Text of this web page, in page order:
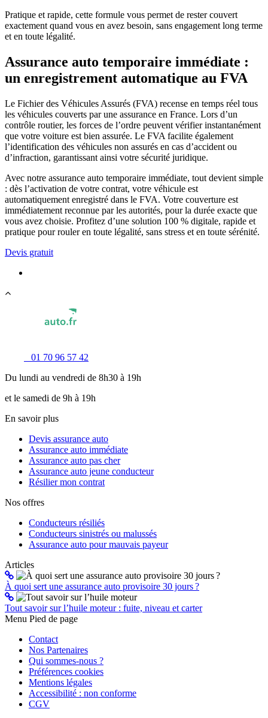
Pratique et rapide, cette formule vous permet de rester couvert
exactement quand vous en avez besoin, sans engagement long terme
et en toute légalité.
Assurance auto temporaire immédiate :
un enregistrement automatique au FVA
Le Fichier des Véhicules Assurés (FVA) recense en temps réel tous
les véhicules couverts par une assurance en France. Lors d’un
contrôle routier, les forces de l’ordre peuvent vérifier instantanément
que votre voiture est bien assurée. Le FVA facilite également
l’identification des véhicules non assurés en cas d’accident ou
d’infraction, garantissant ainsi votre sécurité juridique.
Avec notre assurance auto temporaire immédiate, tout devient simple
: dès l’activation de votre contrat, votre véhicule est
automatiquement enregistré dans le FVA. Votre couverture est
immédiatement reconnue par les autorités, pour la durée exacte que
vous avez choisie. Profitez d’une solution 100 % digitale, rapide et
pratique pour rouler en toute légalité, sans stress et en toute sérénité.
Devis gratuit
01 70 96 57 42
Du lundi au vendredi de 8h30 à 19h
et le samedi de 9h à 19h
En savoir plus
Devis assurance auto
Assurance auto immédiate
Assurance auto pas cher
Assurance auto jeune conducteur
Résilier mon contrat
Nos offres
Conducteurs résiliés
Conducteurs sinistrés ou malussés
Assurance auto pour mauvais payeur
Articles
À quoi sert une assurance auto provisoire 30 jours ?
Tout savoir sur l’huile moteur : fuite, niveau et carter
Menu Pied de page
Contact
Nos Partenaires
Qui sommes-nous ?
Préférences cookies
Mentions légales
Accessibilité : non conforme
CGV